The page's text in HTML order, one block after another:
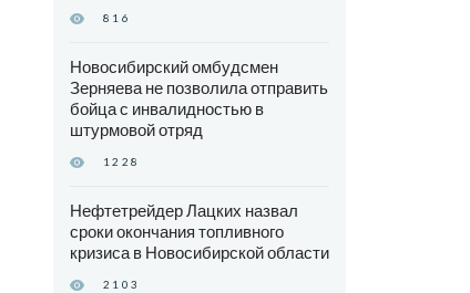
816
Новосибирский омбудсмен
Зерняева не позволила отправить
бойца с инвалидностью в
штурмовой отряд
1228
Нефтетрейдер Лацких назвал
сроки окончания топливного
кризиса в Новосибирской области
2103